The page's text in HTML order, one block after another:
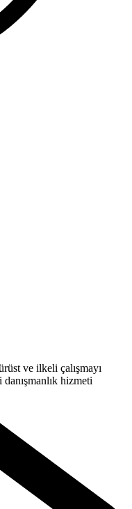
ve ilkeli çalışmayı
hizmeti